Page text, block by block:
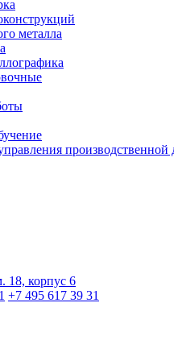
металла
производственной
18, корпус 6
+7 495 617 39 31